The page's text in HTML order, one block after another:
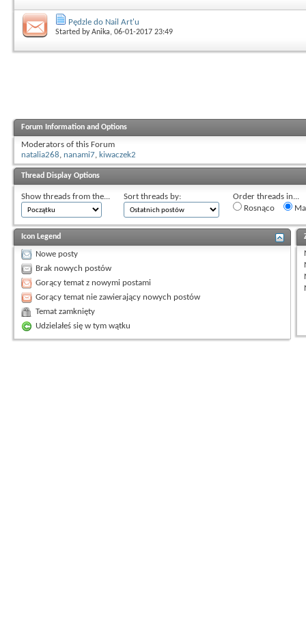
Pędzle do Nail Art'u
Started byAnika, 06-01-2017 23:49
Forum Information and Options
Moderators of this Forum
natalia268, nanami7, kiwaczek2
Thread Display Options
Show threads from the... Sort threads by:
Order threads in...
Rosnąco
Icon Legend
Nowe posty
Brak nowych postów
Gorący temat z nowymi postami
Gorący temat nie zawierający nowych postów
Temat zamknięty
Udzielałeś się w tym wątku